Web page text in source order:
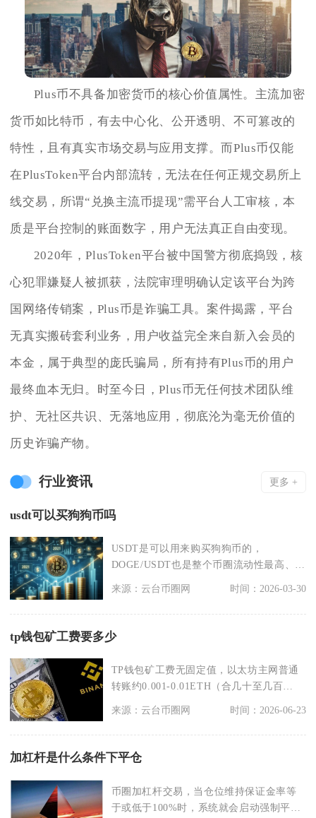
Plus币不具备加密货币的核心价值属性。主流加密
货币如比特币，有去中心化、公开透明、不可篡改的
特性，且有真实市场交易与应用支撑。而Plus币仅能
在PlusToken平台内部流转，无法在任何正规交易所上
线交易，所谓“兑换主流币提现”需平台人工审核，本
质是平台控制的账面数字，用户无法真正自由变现。
2020年，PlusToken平台被中国警方彻底捣毁，核
心犯罪嫌疑人被抓获，法院审理明确认定该平台为跨
国网络传销案，Plus币是诈骗工具。案件揭露，平台
无真实搬砖套利业务，用户收益完全来自新入会员的
本金，属于典型的庞氏骗局，所有持有Plus币的用户
最终血本无归。时至今日，Plus币无任何技术团队维
护、无社区共识、无落地应用，彻底沦为毫无价值的
历史诈骗产物。
行业资讯 更多 +
usdt可以买狗狗币吗
USDT是可以用来购买狗狗币的，
DOGE/USDT也是整个币圈流动性最高、使
用最普遍的狗狗
来源：云台币圈网 时间：2026-03-30
tp钱包矿工费要多少
TP钱包矿工费无固定值，以太坊主网普通
转账约0.001-0.01ETH（合几十至几百
来源：云台币圈网 时间：2026-06-23
加杠杆是什么条件下平仓
币圈加杠杆交易，当仓位维持保证金率等
于或低于100%时，系统就会启动强制平